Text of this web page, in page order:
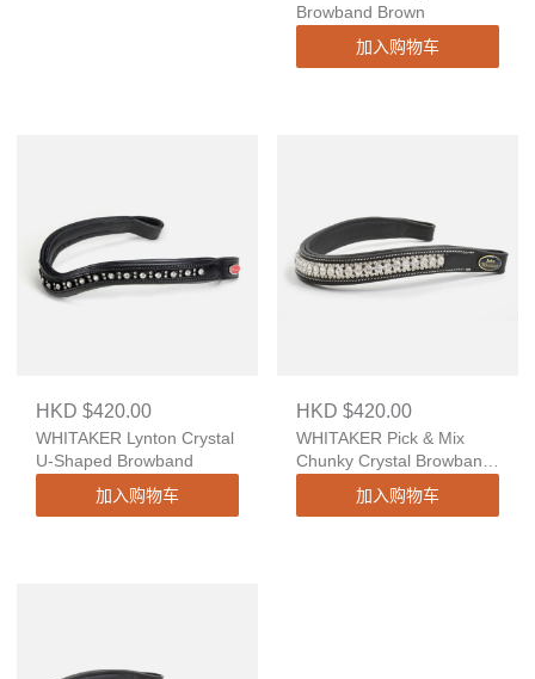
Browband Brown
加入购物车
HKD $420.00
WHITAKER Lynton Crystal
U-Shaped Browband
加入购物车
HKD $420.00
WHITAKER Pick & Mix
Chunky Crystal Browband
in Silver
加入购物车